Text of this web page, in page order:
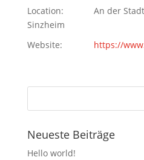
Location:
An der
Sinzheim
Website:
https://
Neueste Beiträge
Hello world!